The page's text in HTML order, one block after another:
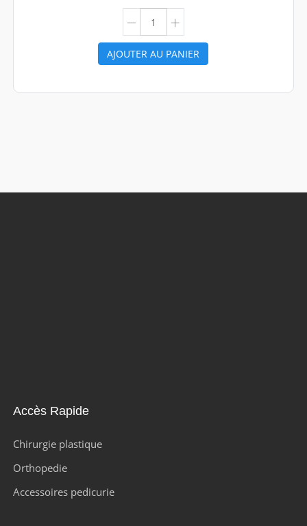
AJOUTER AU PANIER
Accès Rapide
Chirurgie plastique
Orthopedie
Accessoires pedicurie